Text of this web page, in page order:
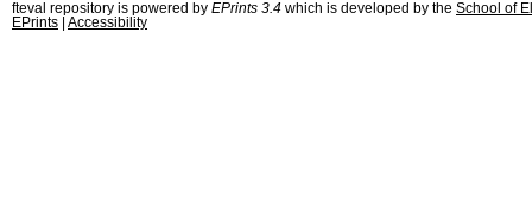
fteval repository is powered by EPrints 3.4 which is developed by the School of
EPrints
Accessibility